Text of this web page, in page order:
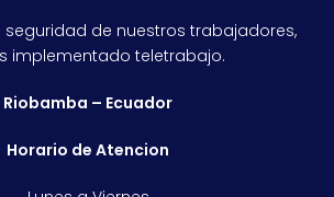
seguridad de nuestros trabajadores,
implementado teletrabajo.
Riobamba – Ecuador
Horario de Atencion